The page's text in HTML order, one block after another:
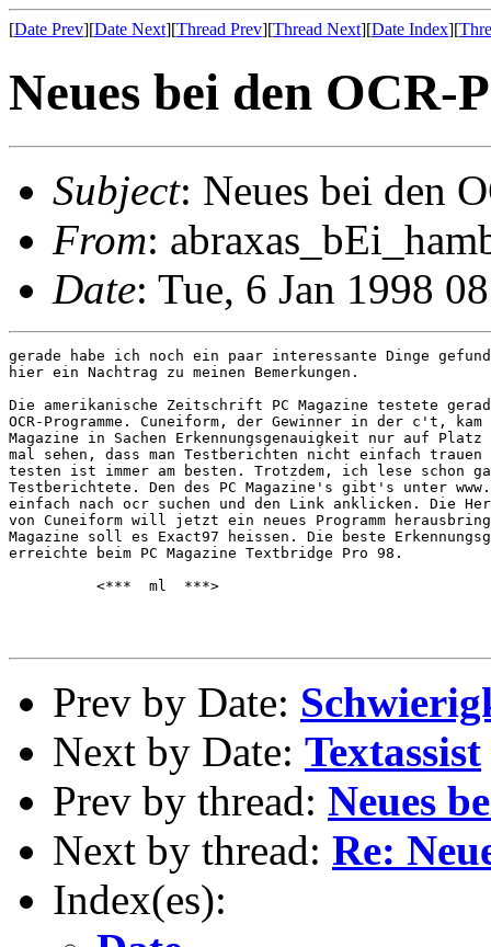
[Date Prev][Date Next][Thread Prev][Thread Next][Date Index][
Neues bei den OCR-
Subject: Neues bei den
From:
Date: Tue, 6 Jan 1998
gerade habe ich noch ein paar interessante Dinge
hier ein Nachtrag zu meinen Bemerkungen.
Die amerikanische Zeitschrift PC Magazine testete
OCR-Programme. Cuneiform, der Gewinner in der c't, kam
Magazine in Sachen Erkennungsgenauigkeit nur auf Platz
mal sehen, dass man Testberichten nicht einfach trauen
testen ist immer am besten. Trotzdem, ich lese schon
Testberichtete. Den des PC Magazine's gibt's unter
einfach nach ocr suchen und den Link anklicken. Die
von Cuneiform will jetzt ein neues Programm
Magazine soll es Exact97 heissen. Die beste
erreichte beim PC Magazine Textbridge Pro 98.
          <***  ml  ***>
Prev by Date:
Next by Date: Textassist
Prev by thread: Neues
Next by thread: Re:
Index(es):